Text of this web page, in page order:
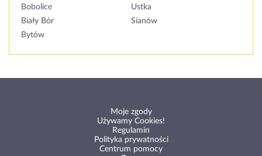
Bobolice
Ustka
Biały Bór
Sianów
Bytów
Moje zgody
Używamy Cookies!
Regulamin
Polityka prywatności
Centrum pomocy